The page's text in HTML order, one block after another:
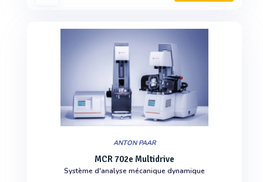
ANTON PAAR
MCR 702e Multidrive
Système d'analyse mécanique dynamique